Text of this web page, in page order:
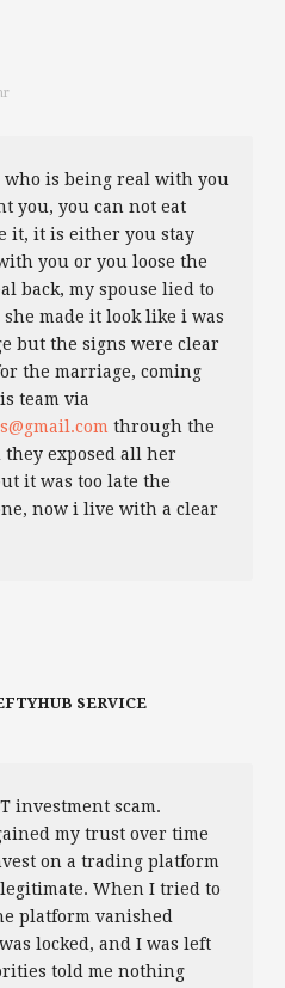
who is being real with you
you, you can not eat
it, it is either you stay
you or you loose the
back, my spouse lied to
made it look like i was
but the signs were clear
the marriage, coming
team via
through the
exposed all her
it was too late the
now i live with a clear
SERVICE
investment scam.
my trust over time
on a trading platform
When I tried to
platform vanished
locked, and I was left
told me nothing